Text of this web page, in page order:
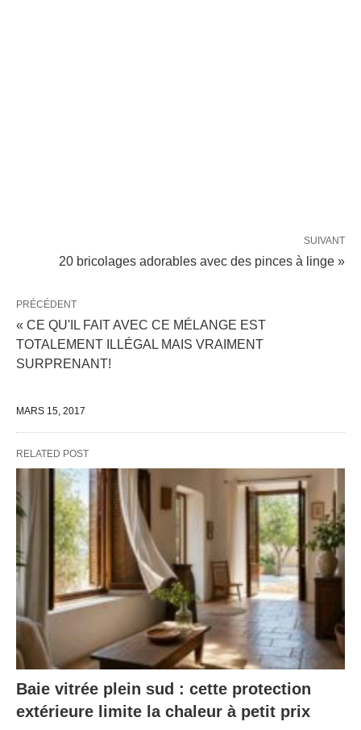
SUIVANT
20 bricolages adorables avec des pinces à linge »
PRÉCÉDENT
« CE QU'IL FAIT AVEC CE MÉLANGE EST
TOTALEMENT ILLÉGAL MAIS VRAIMENT
SURPRENANT!
MARS 15, 2017
RELATED POST
Baie vitrée plein sud : cette protection
extérieure limite la chaleur à petit prix